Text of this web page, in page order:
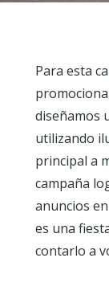
Para esta
diseñamos
utilizando
principal a
campaña
anuncios
es una
contarlo a